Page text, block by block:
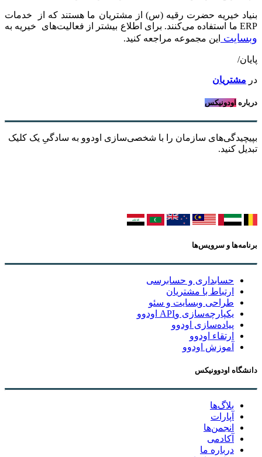
بنیاد خیریه حضرت رقیه (س) از مشتریان ما هستند که از خدمات
ERP ما استفاده می‌کنند. برای اطلاع بیشتر از فعالیت‌های خیریه به
وبسایت این مجموعه مراجعه کنید.
پایان/
در مشتریان
درباره اودونیکس
بپیچیدگی‌های سازمان را با شخصی‌سازی اودوو به سادگیِ یک کلیک
تبدیل کنید.
برنامه‌ها و سرویس‌ها
حسابداری و حسابرسی
ارتباط با مشتریان
طراحی وبسایت و سئو
یکپارچه‌سازی وAPI اودوو
پیاده‌سازی اودوو
ارتقاء اودوو
آموزش اودوو
دانشگاه اودوونیکس
بلاگ‌ها
آپارات
انجمن‌ها
آکادمی
درباره ما